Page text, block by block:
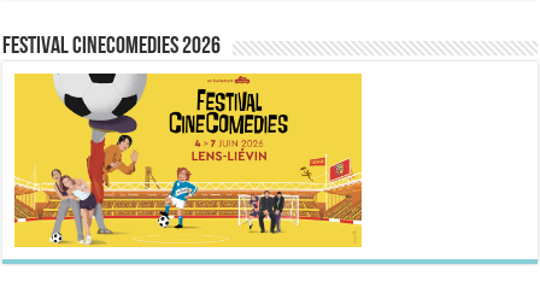
FESTIVAL CINECOMEDIES 2026